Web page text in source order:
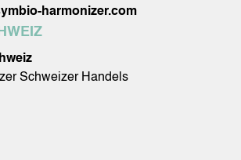
harmonizer.com
Schweizer Handels